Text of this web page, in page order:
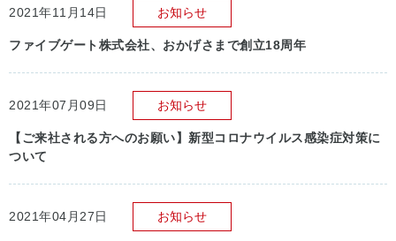
2021年11月14日 お知らせ
ファイブゲート株式会社、おかげさまで創立18周年
2021年07月09日 お知らせ
【ご来社される方へのお願い】新型コロナウイルス感染症対策に
ついて
2021年04月27日 お知らせ